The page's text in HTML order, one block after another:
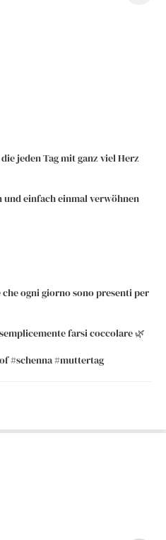
jeden Tag mit ganz viel Herz
und einfach einmal verwöhnen
ogni giorno sono presenti per
farsi coccolare 🌿
#schenna #muttertag